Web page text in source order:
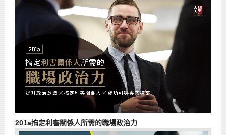
201a搞定利害關係人所需的職場政治力